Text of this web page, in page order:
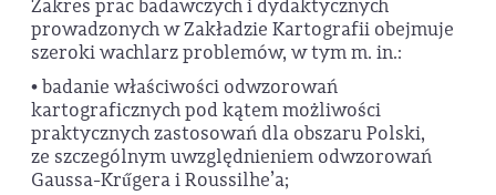
Zakres prac badawczych i dydaktycznych
prowadzonych w Zakładzie Kartografii obejmuje
szeroki wachlarz problemów, w tym m. in.:
• badanie właściwości odwzorowań
kartograficznych pod kątem możliwości
praktycznych zastosowań dla obszaru Polski,
ze szczególnym uwzględnieniem odwzorowań
Gaussa-Krűgera i Roussilhe’a;